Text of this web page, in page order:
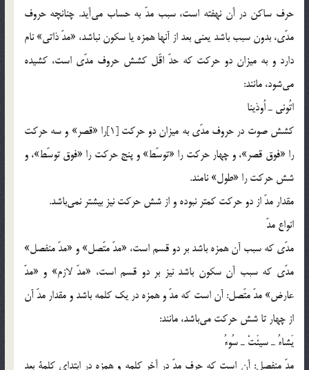
حرف ساكن در آن نهفته است، سبب مدّ به حساب مي‌آيد. چنانچه حروف
مدّي، بدون سبب باشد يعني بعد از آنها همزه يا سكون نباشد، «مدّ ذاتي» نام
دارد و به ميزان دو حركت كه حدّ اقّل كشش حروف مدّي است، كشيده
مي‌شود، مانند:
اتُوني ـ اُوذينا
كشش صوت در حروف مدّي به ميزان دو حركت [1]را «قصر» و سه حركت
را «فوق قصر»، و چهار حركت را «توسّط» و پنج حركت را «فوق توسّط»، و
شش حركت را «طول» نامند.
مقدار مدّ از دو حركت كمتر نبوده و از شش حركت نيز بيشتر نمي‌‌باشد.
انواع مدّ
مدّي كه سبب آن همزه باشد بر دو قسم است، «مدّ متّصل» و «مدّ منفصل»
مدّي كه سبب آن سكون باشد نيز بر دو قسم است، «مدّ لازم» و «مدّ
عارض» مدّ متّصل: آن است كه مدّ و همزه در يك كلمه باشد و مقدار مدّ آن
از چهار تا شش حركت مي‌باشد، مانند:
يَشاءُ ـ سيئَتْ ـ سُوءُ
مدّ منفصل: آن است كه حرف مدّ در آخر كلمه و همزه در ابتداي كلمة بعد